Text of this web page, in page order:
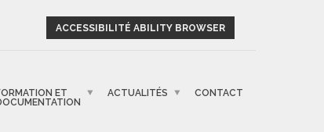
ACCESSIBILITÉ ABILITY BROWSER
ET
ACTUALITÉS CONTACT